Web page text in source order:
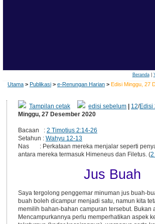
Beranda|
Utama > Publikasi > e-Renungan Harian > Edisi Minggu, 27
Tampilan cetak edisi sebelum 12/Edisi
Minggu, 27 Desember 2020
Bacaan : 2 Timotius 2:14-26
Setahun : Wahyu 12-13
Nas : Perkataan mereka menjalar seperti
antara mereka termasuk Himeneus dan Filetus. (2
Jus Buah
Saya tergolong penggemar minuman jus buah-
buah boleh dicampur menjadi satu, namun kita
memilih bahan-bahan campuran tersebut. Bukan
Mencampurkannya perlu memperhatikan aspek